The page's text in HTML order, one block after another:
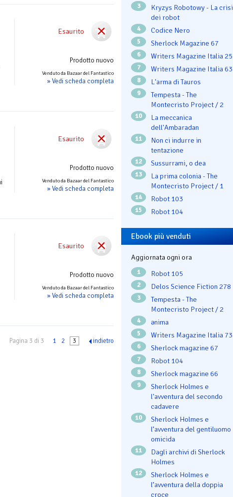
Esaurito
Prodotto nuovo
Venduto da Bazaar del Fantastico
» Vedi scheda completa
Esaurito
Prodotto nuovo
Venduto da Bazaar del Fantastico
» Vedi scheda completa
Esaurito
Prodotto nuovo
Venduto da Bazaar del Fantastico
» Vedi scheda completa
Pagina 3 di 3 1 2 3 indietro
3
Kryzys Robotowy - La crisi
dei robot
4 Codice Nero
5 Sherlock Magazine 67
6 Writers Magazine Italia 25
7 Writers Magazine Italia 63
8 L'arma di Tauros
9
Tempesta - The
Montecristo Project / 2
10
La meccanica
dell'Ambaradan
11
Non ci indurre in
tentazione
12 Sussurrami, o dea
13
La prima colonia - The
Montecristo Project / 1
14 Robot 103
15 Robot 104
Ebook più venduti
Aggiornata ogni ora
1 Robot 105
2 Delos Science Fiction 278
3
Tempesta - The
Montecristo Project / 2
4 ənima
5 Writers Magazine Italia 73
6 Sherlock magazine 67
7 Robot 104
8 Sherlock magazine 66
9
Sherlock Holmes e
l'avventura del secondo
cadavere
10
Sherlock Holmes e
l’avventura del gentiluomo
omicida
11
Dagli archivi di Sherlock
Holmes
12
Sherlock Holmes e
l’avventura della doppia
croce